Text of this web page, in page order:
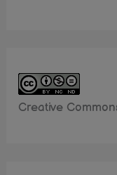
Creative